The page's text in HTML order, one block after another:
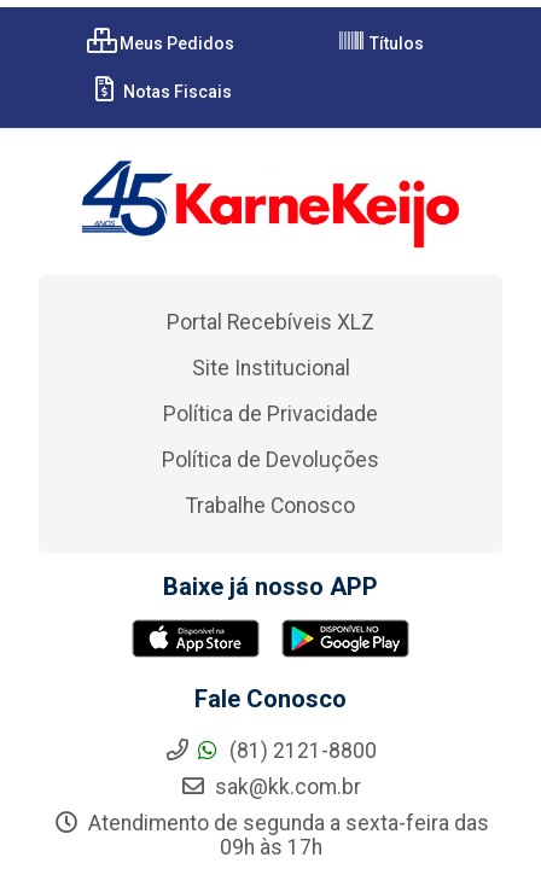
Meus Pedidos Títulos
Notas Fiscais
Portal Recebíveis XLZ
Site Institucional
Política de Privacidade
Política de Devoluções
Trabalhe Conosco
Baixe já nosso APP
Fale Conosco
(81) 2121-8800
sak@kk.com.br
Atendimento de segunda a sexta-feira das
09h às 17h